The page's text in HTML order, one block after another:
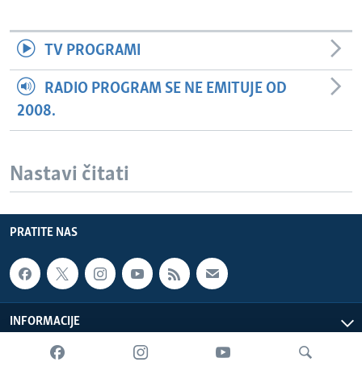
TV PROGRAMI
RADIO PROGRAM SE NE EMITUJE OD
2008.
Nastavi čitati
PRATITE NAS
INFORMACIJE
SADRŽAJ